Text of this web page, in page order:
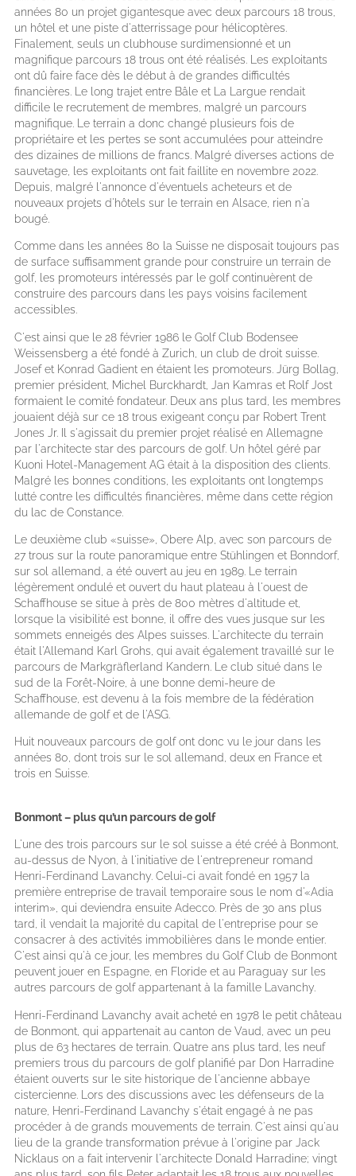
années 80 un projet gigantesque avec deux parcours 18 trous,
un hôtel et une piste d'atterrissage pour hélicoptères.
Finalement, seuls un clubhouse surdimensionné et un
magnifique parcours 18 trous ont été réalisés. Les exploitants
ont dû faire face dès le début à de grandes difficultés
financières. Le long trajet entre Bâle et La Largue rendait
difficile le recrutement de membres, malgré un parcours
magnifique. Le terrain a donc changé plusieurs fois de
propriétaire et les pertes se sont accumulées pour atteindre
des dizaines de millions de francs. Malgré diverses actions de
sauvetage, les exploitants ont fait faillite en novembre 2022.
Depuis, malgré l'annonce d'éventuels acheteurs et de
nouveaux projets d'hôtels sur le terrain en Alsace, rien n'a
bougé.
Comme dans les années 80 la Suisse ne disposait toujours pas
de surface suffisamment grande pour construire un terrain de
golf, les promoteurs intéressés par le golf continuèrent de
construire des parcours dans les pays voisins facilement
accessibles.
C'est ainsi que le 28 février 1986 le Golf Club Bodensee
Weissensberg a été fondé à Zurich, un club de droit suisse.
Josef et Konrad Gadient en étaient les promoteurs. Jürg Bollag,
premier président, Michel Burckhardt, Jan Kamras et Rolf Jost
formaient le comité fondateur. Deux ans plus tard, les membres
jouaient déjà sur ce 18 trous exigeant conçu par Robert Trent
Jones Jr. Il s'agissait du premier projet réalisé en Allemagne
par l'architecte star des parcours de golf. Un hôtel géré par
Kuoni Hotel-Management AG était à la disposition des clients.
Malgré les bonnes conditions, les exploitants ont longtemps
lutté contre les difficultés financières, même dans cette région
du lac de Constance.
Le deuxième club «suisse», Obere Alp, avec son parcours de
27 trous sur la route panoramique entre Stühlingen et Bonndorf,
sur sol allemand, a été ouvert au jeu en 1989. Le terrain
légèrement ondulé et ouvert du haut plateau à l'ouest de
Schaffhouse se situe à près de 800 mètres d'altitude et,
lorsque la visibilité est bonne, il offre des vues jusque sur les
sommets enneigés des Alpes suisses. L'architecte du terrain
était l'Allemand Karl Grohs, qui avait également travaillé sur le
parcours de Markgräflerland Kandern. Le club situé dans le
sud de la Forêt-Noire, à une bonne demi-heure de
Schaffhouse, est devenu à la fois membre de la fédération
allemande de golf et de l'ASG.
Huit nouveaux parcours de golf ont donc vu le jour dans les
années 80, dont trois sur le sol allemand, deux en France et
trois en Suisse.
Bonmont – plus qu’un parcours de golf
L'une des trois parcours sur le sol suisse a été créé à Bonmont,
au-dessus de Nyon, à l'initiative de l'entrepreneur romand
Henri-Ferdinand Lavanchy. Celui-ci avait fondé en 1957 la
première entreprise de travail temporaire sous le nom d'«Adia
interim», qui deviendra ensuite Adecco. Près de 30 ans plus
tard, il vendait la majorité du capital de l'entreprise pour se
consacrer à des activités immobilières dans le monde entier.
C'est ainsi qu'à ce jour, les membres du Golf Club de Bonmont
peuvent jouer en Espagne, en Floride et au Paraguay sur les
autres parcours de golf appartenant à la famille Lavanchy.
Henri-Ferdinand Lavanchy avait acheté en 1978 le petit château
de Bonmont, qui appartenait au canton de Vaud, avec un peu
plus de 63 hectares de terrain. Quatre ans plus tard, les neuf
premiers trous du parcours de golf planifié par Don Harradine
étaient ouverts sur le site historique de l'ancienne abbaye
cistercienne. Lors des discussions avec les défenseurs de la
nature, Henri-Ferdinand Lavanchy s'était engagé à ne pas
procéder à de grands mouvements de terrain. C'est ainsi qu'au
lieu de la grande transformation prévue à l'origine par Jack
Nicklaus on a fait intervenir l'architecte Donald Harradine; vingt